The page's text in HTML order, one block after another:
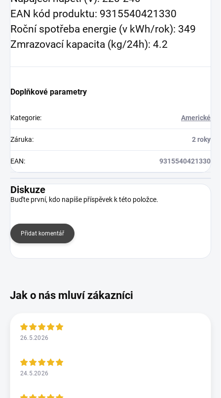
EAN kód produktu: 9315540421330
Roční spotřeba energie (v kWh/rok): 349
Zmrazovací kapacita (kg/24h): 4.2
Doplňkové parametry
Kategorie: Americké
Záruka: 2 roky
EAN: 9315540421330
Diskuze
Buďte první, kdo napíše příspěvek k této položce.
Přidat komentář
26.5.2026
24.5.2026